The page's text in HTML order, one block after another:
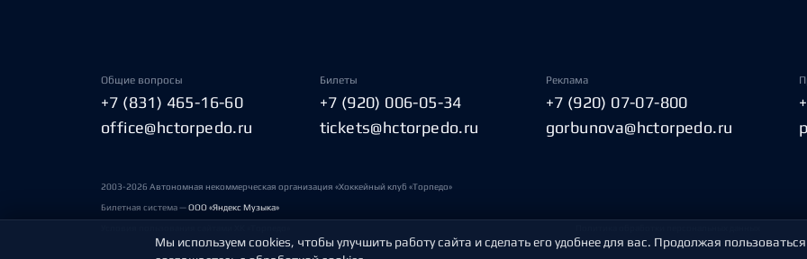
Общие вопросы
+7 (831) 465-16-60
office@hctorpedo.ru
Билеты
+7 (920) 006-05-34
tickets@hctorpedo.ru
Реклама
+7 (920) 07-07-800
gorbunova@hctorpedo.ru
2003-2026 Автономная некоммерческая организация «Хоккейный клуб «Торпедо»
Билетная система —ООО «Яндекс Музыка»
Мы используем cookies, чтобы улучшить работу сайта и сделать его удобнее для вас. Продолжая